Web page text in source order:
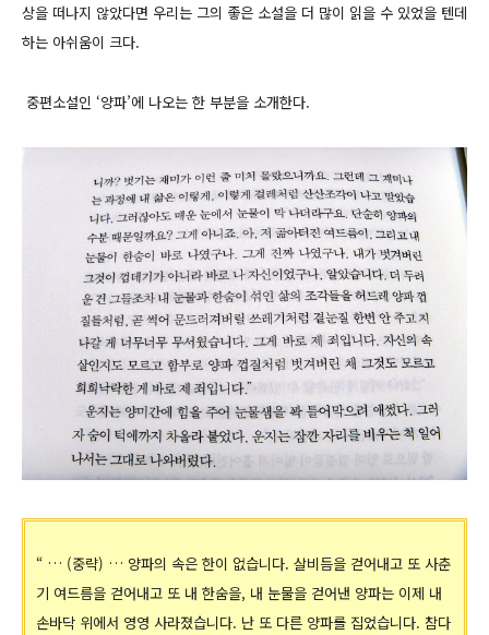
상을 떠나지 않았다면 우리는 그의 좋은 소설을 더 많이 읽을 수 있었을 텐데
하는 아쉬움이 크다.
중편소설인 ‘양파’에 나오는 한 부분을 소개한다.
“ … (중략) … 양파의 속은 한이 없습니다. 살비듬을 걷어내고 또 사춘
기 여드름을 걷어내고 또 내 한숨을, 내 눈물을 걷어낸 양파는 이제 내
손바닥 위에서 영영 사라졌습니다. 난 또 다른 양파를 집었습니다. 참다